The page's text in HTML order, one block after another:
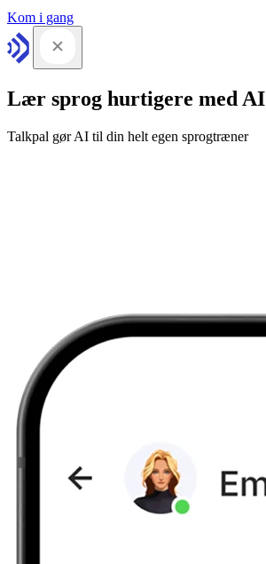
Kom i gang
Lær sprog hurtigere med AI
Talkpal gør AI til din helt egen sprogtræner